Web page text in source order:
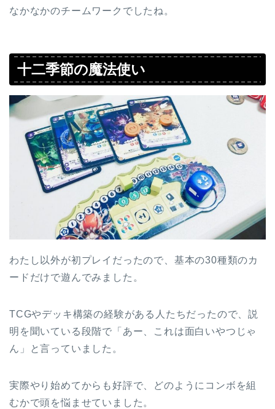
なかなかのチームワークでしたね。
十二季節の魔法使い
わたし以外が初プレイだったので、基本の30種類のカ
ードだけで遊んでみました。
TCGやデッキ構築の経験がある人たちだったので、説
明を聞いている段階で「あー、これは面白いやつじゃ
ん」と言っていました。
実際やり始めてからも好評で、どのようにコンボを組
むかで頭を悩ませていました。